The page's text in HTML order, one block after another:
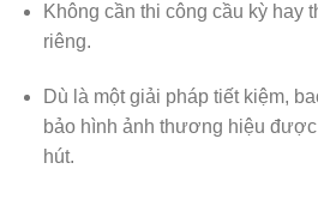
Không cần thi công cầu kỳ hay
riêng.
Dù là một giải pháp tiết kiệm,
bảo hình ảnh thương hiệu
hút.